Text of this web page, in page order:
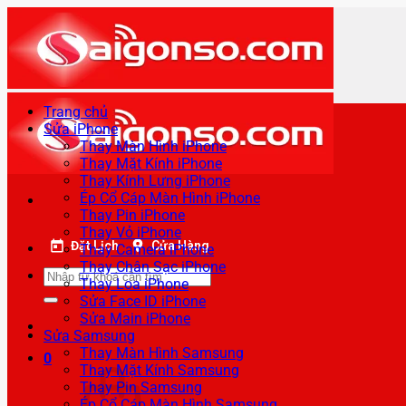
qua
nội
dung
Đặt Lịch Cửa Hàng
Tìm
kiếm:
0
Trang chủ
Sửa iPhone
Thay Màn Hình iPhone
Thay Mặt Kính iPhone
Thay Kính Lưng iPhone
Ép Cổ Cáp Màn Hình iPhone
Thay Pin iPhone
Thay Vỏ iPhone
Thay Camera iPhone
Thay Chân Sạc iPhone
Thay Loa iPhone
Sửa Face ID iPhone
Sửa Main iPhone
Sửa Samsung
Thay Màn Hình Samsung
Thay Mặt Kính Samsung
Thay Pin Samsung